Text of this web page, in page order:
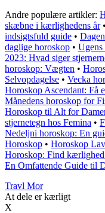
Andre populære artikler:
skæbne i kærlighedens år•
indsigtsfuld guide •
daglige horoskop •
2023: Hvad siger
horoskop: Vægten •
Selvopdagelse • Vecka
Horoskop Ascendant: Få
Månedens horoskop for
Horoskop til Alt for
stjernetegn hos Femina •
Nedeljni horoskop: En
Horoskop • Horoskop
Horoskop: Find
En Omfattende Guide til
Travl Mor
At dele er kærligt
X